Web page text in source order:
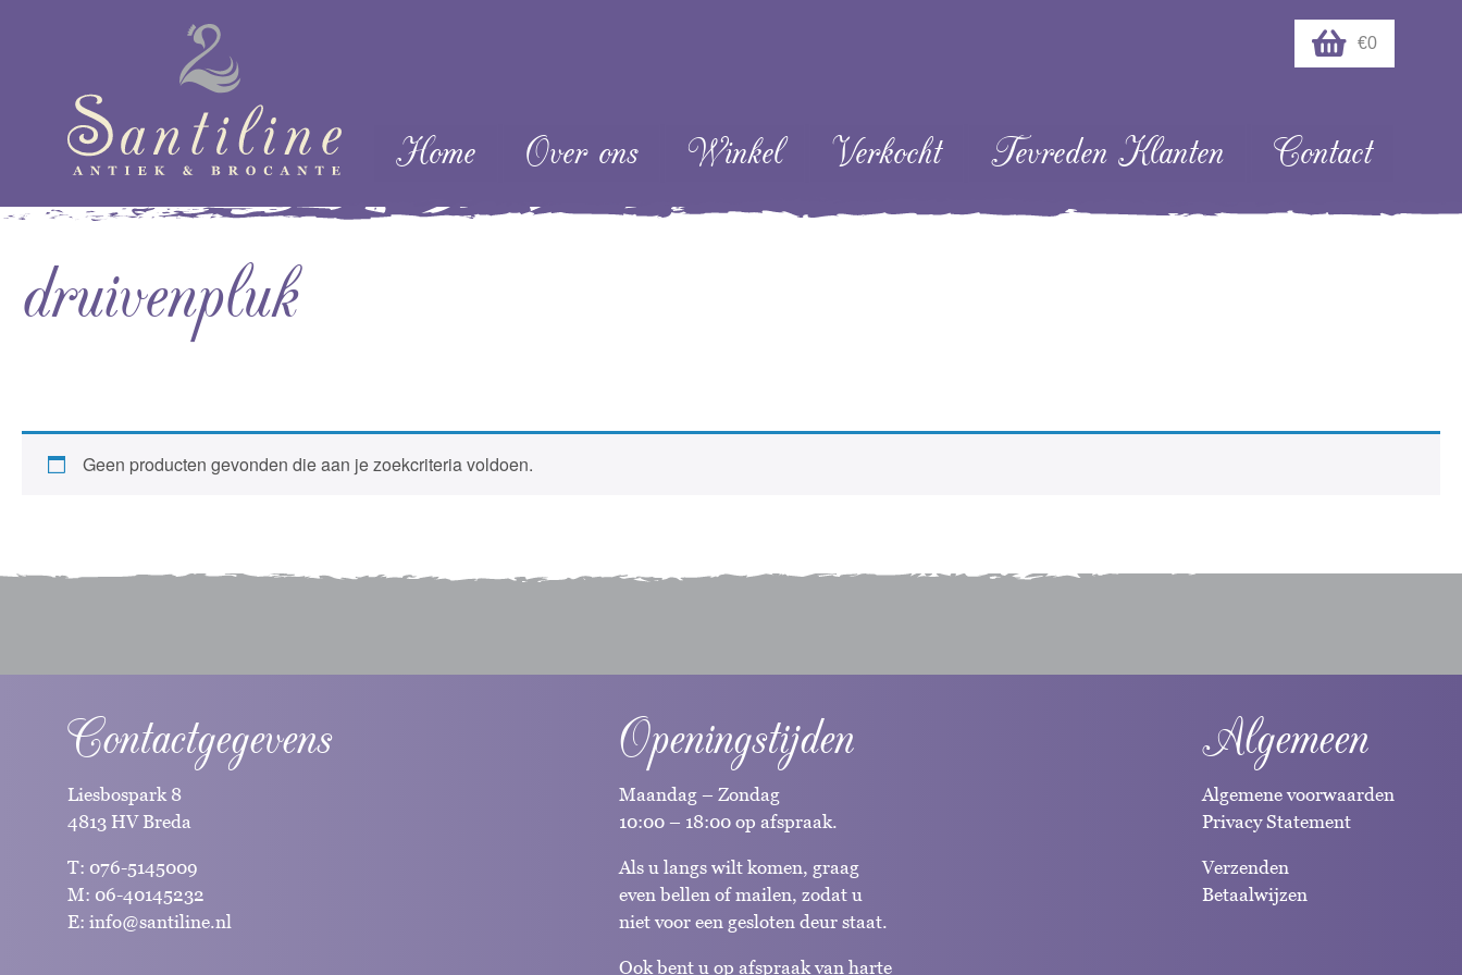
€0
Menu
Skip naar content
Home Over ons Winkel Verkocht Tevreden Klanten Contact
druivenpluk
Geen producten gevonden die aan je zoekcriteria voldoen.
Contactgegevens
Liesbospark 8
4813 HV Breda
T: 076-5145009
M: 06-40145232
E: info@santiline.nl
Openingstijden
Maandag – Zondag
10:00 – 18:00 op afspraak.
Als u langs wilt komen, graag
even bellen of mailen, zodat u
niet voor een gesloten deur staat.
Ook bent u op afspraak van harte
Algemeen
Algemene voorwaarden
Privacy Statement
Verzenden
Betaalwijzen